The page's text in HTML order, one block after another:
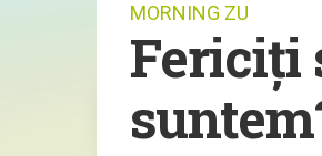
MORNING ZU
Fericiți